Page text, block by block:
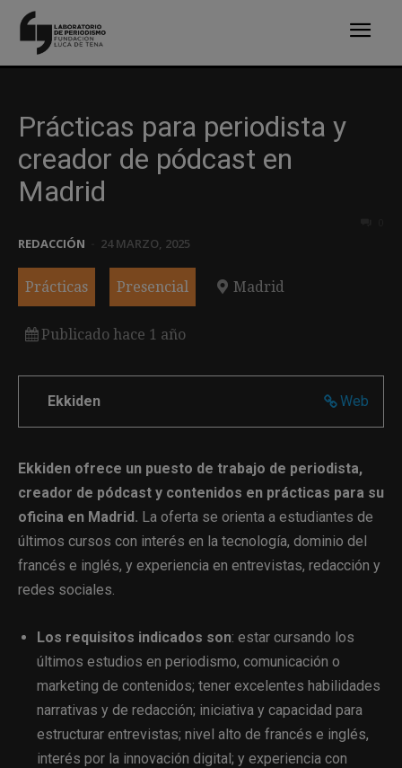
Prácticas para periodista y
creador de pódcast en
Madrid
REDACCIÓN 24 MARZO, 2025
Prácticas Presencial Madrid
Publicado hace 1 año
Web
Ekkiden
Ekkiden ofrece un puesto de trabajo de periodista,
creador de pódcast y contenidos en prácticas para su
oficina en Madrid. La oferta se orienta a estudiantes de
últimos cursos con interés en la tecnología, dominio del
francés e inglés, y experiencia en entrevistas, redacción y
redes sociales.
Los requisitos indicados son: estar cursando los
últimos estudios en periodismo, comunicación o
marketing de contenidos; tener excelentes habilidades
narrativas y de redacción; iniciativa y capacidad para
estructurar entrevistas; nivel alto de francés e inglés,
interés por la innovación digital; y experiencia con